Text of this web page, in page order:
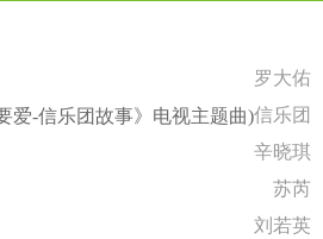
罗大佑
爱-信乐团故事》电视主题曲)信乐团
辛晓琪
苏芮
刘若英